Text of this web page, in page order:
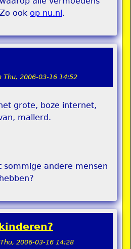
ook op nu.nl.
Thu, 2006-03-16 14:52
grote, boze internet,
mallerd.
sommige andere mensen
Thu, 2006-03-16 14:28